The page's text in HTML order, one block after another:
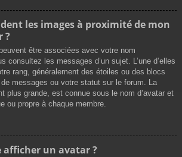
les images à proximité de mon
?
être associées avec votre nom
consultez les messages d’un sujet. L’une d’elles
rang, généralement des étoiles ou des blocs
messages ou votre statut sur le forum. La
plus grande, est connue sous le nom d’avatar et
ou propre à chaque membre.
afficher un avatar ?